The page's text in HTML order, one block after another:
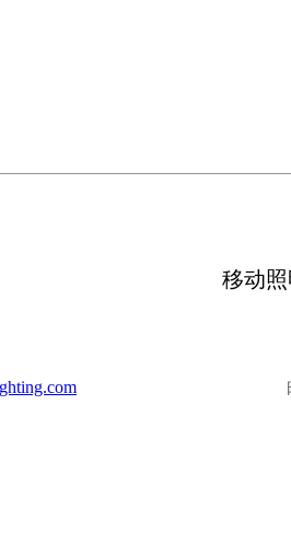
移动照
先生 联系人
邮箱